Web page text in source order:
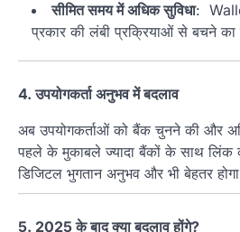
सीमित समय में अधिक सुविधा:
प्रकार की लंबी प्रक्रियाओं से बचने का
4. उपयोगकर्ता अनुभव में बदलाव
अब उपयोगकर्ताओं को बैंक चुनने की और
पहले के मुकाबले ज्यादा बैंकों के साथ लिंक
डिजिटल भुगतान अनुभव और भी बेहतर
5. 2025 के बाद क्या बदलाव होंगे?